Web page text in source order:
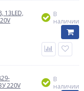
13LED,
В
наличии
220V
В
наличии